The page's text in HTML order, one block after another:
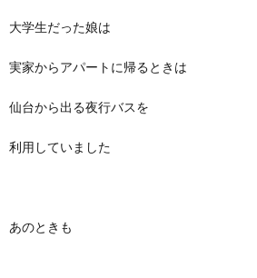
大学生だった娘は
実家からアパートに帰るときは
仙台から出る夜行バスを
利用していました
あのときも